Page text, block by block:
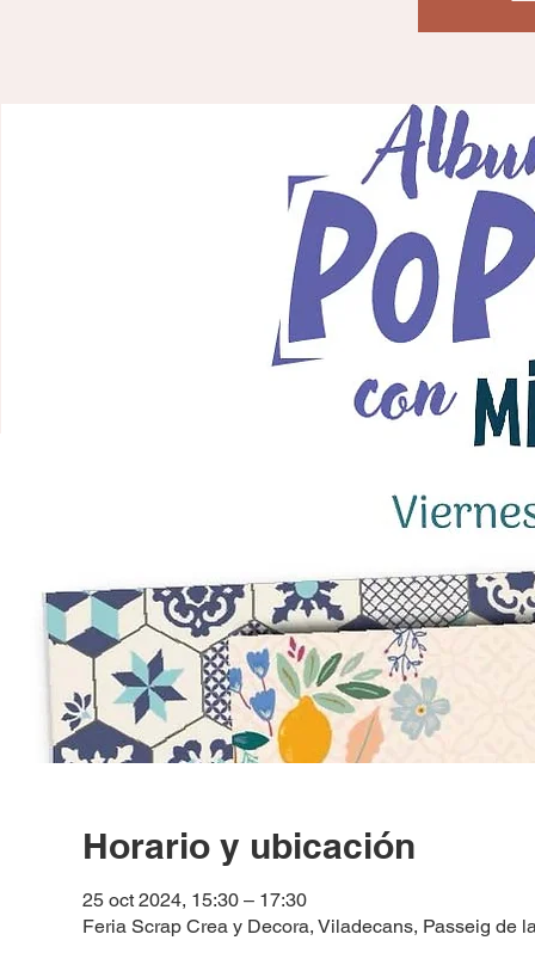
Horario y ubicación
25 oct 2024, 15:30 – 17:30
Feria Scrap Crea y Decora, Viladecans, Passeig de